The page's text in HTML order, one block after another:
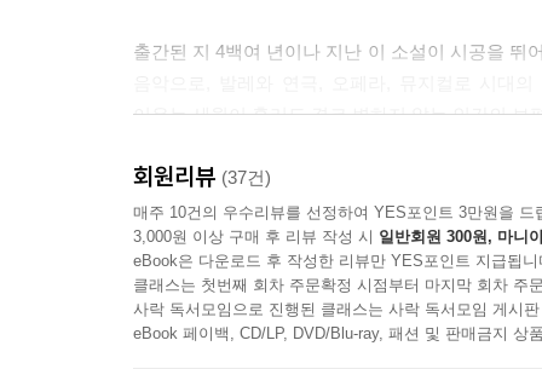
출간된 지 4백여 년이나 지난 이 소설이 시공을 뛰
이유는 세월이 흘러도 결코 변하지 않는 인간의
수 세기가 흐른 지금도 여전히 새롭게 해석되고 변
세르반테스는 17세기 초 스페인에서 유행하던
왕가의 절대적인 영향력 하에 있던 스페인에서
이용하는 형태로 교묘하게 당시 사회를 비판하
세르반테스는 《돈키호테》를 통해 이를 위한 끊
회원리뷰 (37건)
매주 10건의 우수리뷰를 선정하여 YES포인트 3만원을 드
3,000원 이상 구매 후 리뷰 작성 시 일반회원 300원, 마니
eBook은 다운로드 후 작성한 리뷰만 YES포인트 지급됩니
클래스는 첫번째 회차 주문확정 시점부터 마지막 회차 주
사락 독서모임으로 진행된 클래스는 사락 독서모임 게시
eBook 페이백, CD/LP, DVD/Blu-ray, 패션 및 판매금지 상